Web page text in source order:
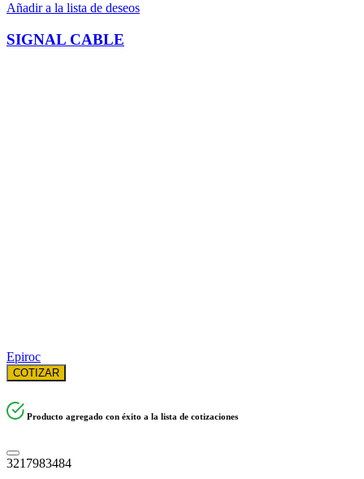
Añadir a la lista de deseos
SIGNAL CABLE
Epiroc
COTIZAR
Producto agregado con éxito a la lista de cotizaciones
3217983484